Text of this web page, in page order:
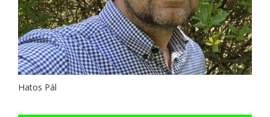
Hatos Pál